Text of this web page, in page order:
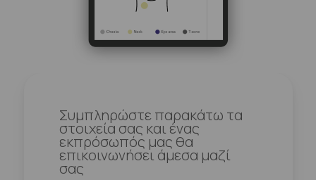
Συμπληρώστε παρακάτω τα
στοιχεία σας και ένας
εκπρόσωπός μας θα
επικοινωνήσει άμεσα μαζί
σας